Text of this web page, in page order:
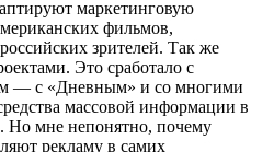
маркетинговую
фильмов,
зрителей. Так же
Это сработало с
— с «Дневным» и со многими
массовой информации в
Но мне непонятно, почему
рекламу в самих